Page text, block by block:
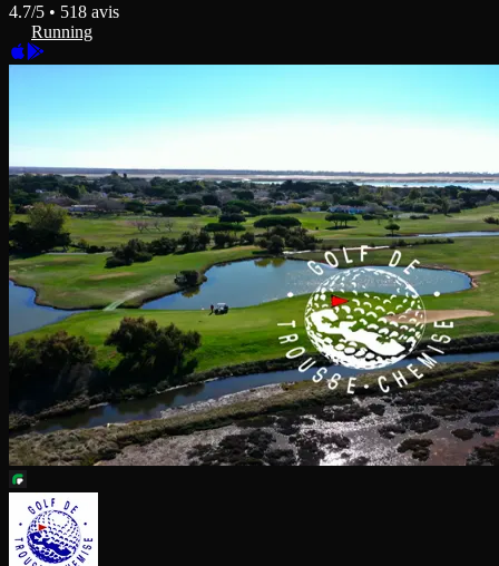
4.7/5 • 518 avis
Running